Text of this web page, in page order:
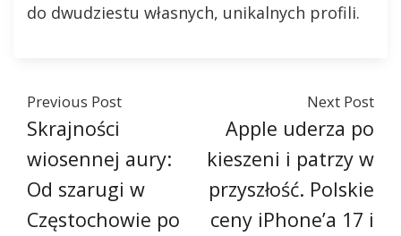
do dwudziestu własnych, unikalnych profili.
Previous Post
Skrajności
wiosennej aury:
Od szarugi w
Częstochowie po
Next Post
Apple uderza po
kieszeni i patrzy w
przyszłość. Polskie
ceny iPhone’a 17 i